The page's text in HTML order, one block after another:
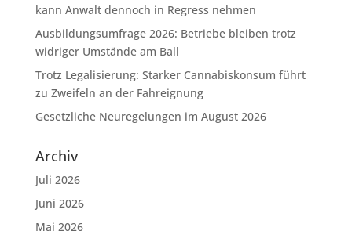
kann Anwalt dennoch in Regress nehmen
Ausbildungsumfrage 2026: Betriebe bleiben trotz
widriger Umstände am Ball
Trotz Legalisierung: Starker Cannabiskonsum führt
zu Zweifeln an der Fahreignung
Gesetzliche Neuregelungen im August 2026
Archiv
Juli 2026
Juni 2026
Mai 2026